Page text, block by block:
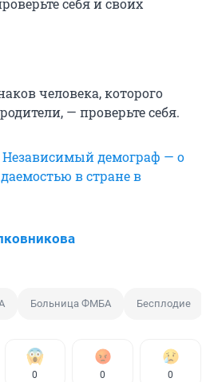
себя и своих
человека, которого
— проверьте себя.
Независимый демограф — о
в стране в
Больница ФМБА Бесплодие
0 0 0